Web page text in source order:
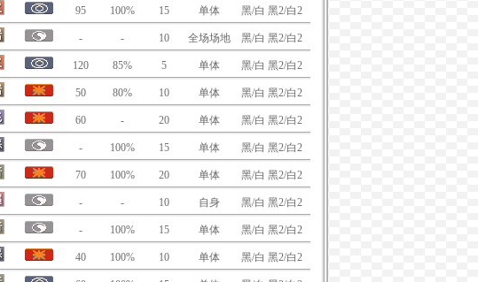
95 100% 15 单体 黑/白 黑2/白2
- - 10 全场场地 黑/白 黑2/白2
120 85% 5 单体 黑/白 黑2/白2
50 80% 10 单体 黑/白 黑2/白2
60 - 20 单体 黑/白 黑2/白2
- 100% 15 单体 黑/白 黑2/白2
70 100% 20 单体 黑/白 黑2/白2
- - 10 自身 黑/白 黑2/白2
- 100% 15 单体 黑/白 黑2/白2
40 100% 10 单体 黑/白 黑2/白2